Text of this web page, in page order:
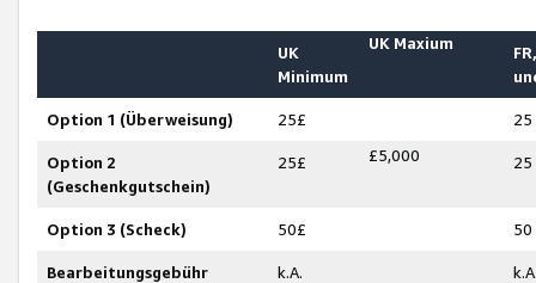
UK
Minimum
UK Maxium
Option 1 (Überweisung) 25£ 25
Option 2
(Geschenkgutschein)
25£ £5,000 25
Option 3 (Scheck) 50£ 50
Bearbeitungsgebühr
k.A.